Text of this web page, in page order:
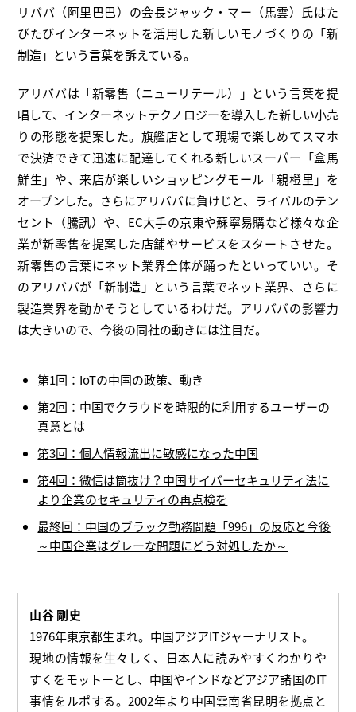
リババ（阿里巴巴）の会長ジャック・マー（馬雲）氏はた
びたびインターネットを活用した新しいモノづくりの「新
制造」という言葉を訴えている。
アリババは「新零售（ニューリテール）」という言葉を提
唱して、インターネットテクノロジーを導入した新しい小売
りの形態を提案した。旗艦店として現場で楽しめてスマホ
で決済できて迅速に配達してくれる新しいスーパー「盒馬
鮮生」や、来店が楽しいショッピングモール「親橙里」を
オープンした。さらにアリババに負けじと、ライバルのテン
セント（騰訊）や、EC大手の京東や蘇寧易購など様々な企
業が新零售を提案した店舗やサービスをスタートさせた。
新零售の言葉にネット業界全体が踊ったといっていい。そ
のアリババが「新制造」という言葉でネット業界、さらに
製造業界を動かそうとしているわけだ。アリババの影響力
は大きいので、今後の同社の動きには注目だ。
第1回：IoTの中国の政策、動き
第2回：中国でクラウドを時限的に利用するユーザーの
真意とは
第3回：個人情報流出に敏感になった中国
第4回：微信は筒抜け？中国サイバーセキュリティ法に
より企業のセキュリティの再点検を
最終回：中国のブラック勤務問題「996」の反応と今後
～中国企業はグレーな問題にどう対処したか～
山谷 剛史
1976年東京都生まれ。中国アジアITジャーナリスト。
現地の情報を生々しく、日本人に読みやすくわかりや
すくをモットーとし、中国やインドなどアジア諸国のIT
事情をルポする。2002年より中国雲南省昆明を拠点と